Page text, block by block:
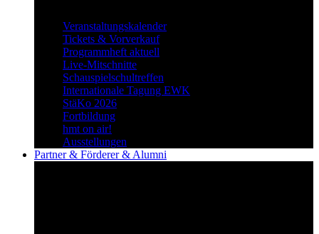
Veranstaltungskalender
Tickets & Vorverkauf
Programmheft aktuell
Live-Mitschnitte
Schauspielschultreffen
Internationale Tagung EWK
StäKo 2026
Fortbildung
hmt on air!
Ausstellungen
Partner & Förderer & Alumni